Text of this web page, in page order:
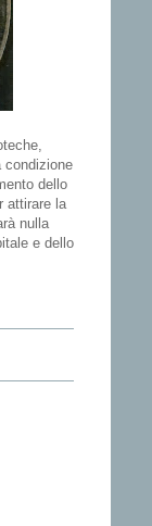
dello
attirare la
nulla
e dello